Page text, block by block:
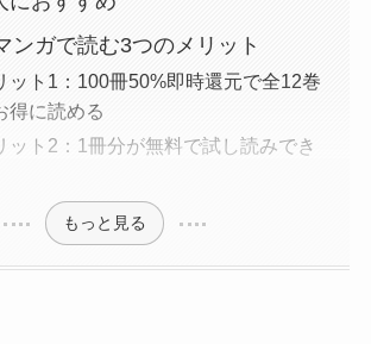
ンガで読む3つのメリット
ット1：100冊50%即時還元で全12巻
得に読める
ット2：1冊分が無料で試し読みでき
もっと見る